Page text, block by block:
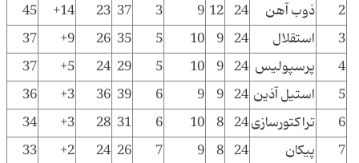
2
ذوب آهن 24
12
9
3
37
23
14+
45
3
استقلال 24
9
10
5
35
26
9+
37
4
پرسپولیس 24
9
10
5
29
24
5+
37
5
استیل آذین 24
9
9
6
39
36
3+
36
6
تراکتورسازی24
8
10
6
31
28
3+
34
7
پیکان 24
8
9
7
26
24
2+
33